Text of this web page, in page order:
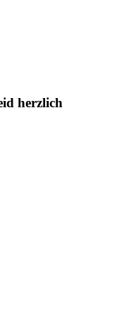
herzlich